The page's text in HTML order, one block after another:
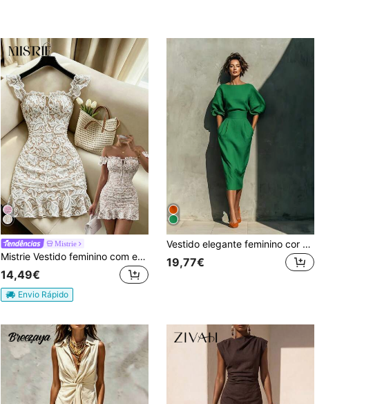
Mistrie
Mistrie Vestido feminino com estampado de renda, ombros descobertos, laço frontal, franzido e folhos
14,49€
Envio Rápido
Vestido elegante feminino cor de laranja, leve, comprimento médio, decote barco, manga 3/4, com bolsos
19,77€